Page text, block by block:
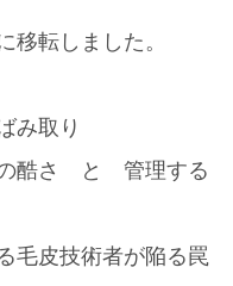
移転しました。
み取り
の酷さ と 管理する
毛皮技術者が陥る罠